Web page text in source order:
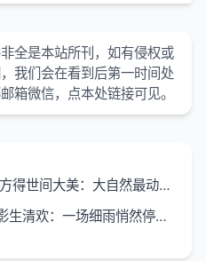
全是本站所刊，如有侵权或
我们会在看到后第一时间处
箱微信，点本处链接可见。
世间大美：大自然最动人的韵味
洛河雨后 芦影生清欢：一场细雨悄然停歇 洛河之畔